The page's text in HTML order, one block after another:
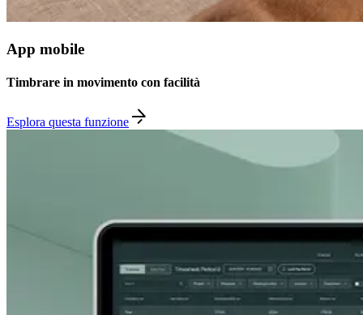
App mobile
Timbrare in movimento con facilità
Esplora questa funzione